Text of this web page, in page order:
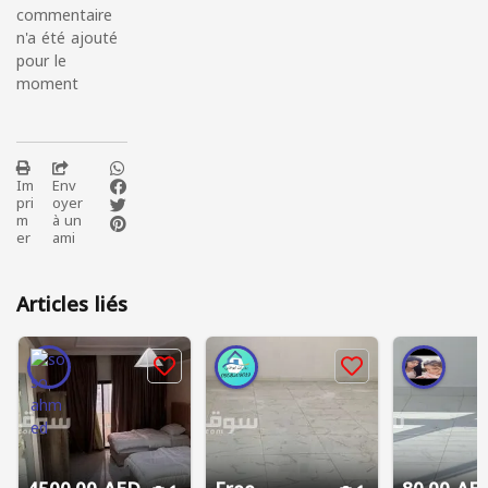
commentaire
n'a été ajouté
pour le
moment
Im
pri
m
er
Env
oyer
à un
ami
Articles liés